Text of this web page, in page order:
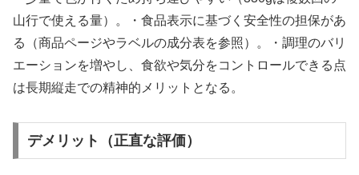
山行で使える量）。・食品表示に基づく安全性の担保があ
る（商品ページやラベルの成分表を参照）。・調理のバリ
エーションを増やし、食欲や気分をコントロールできる点
は長期縦走での精神的メリットとなる。
デメリット（正直な評価）